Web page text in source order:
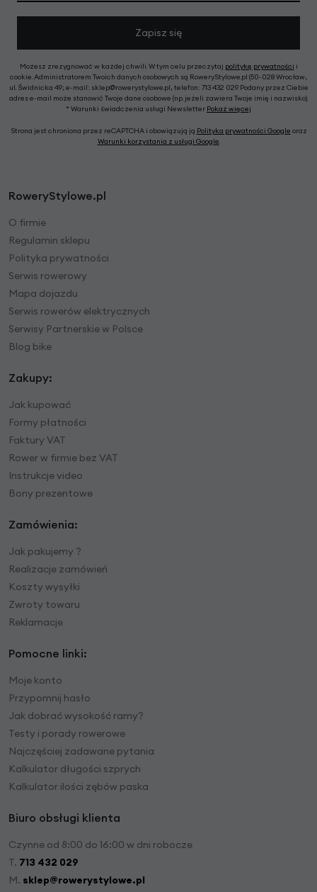
Zapisz się
Możesz zrezygnować w każdej chwili. W tym celu przeczytaj politykę prywatności i
cookie. Administratorem Twoich danych osobowych są RoweryStylowe.pl (50-028 Wrocław,
ul. Świdnicka 49; e-mail: sklep@rowerystylowe.pl, telefon: 713 432 029. Podany przez Ciebie
adres e-mail może stanowić Twoje dane osobowe (np. jeżeli zawiera Twoje imię i nazwisko).
* Warunki świadczenia usługi Newsletter Pokaż więcej
Strona jest chroniona przez reCAPTCHA i obowiązują ją Polityka prywatności Google oraz
Warunki korzystania z usługi Google.
RoweryStylowe.pl
O firmie
Regulamin sklepu
Polityka prywatności
Serwis rowerowy
Mapa dojazdu
Serwis rowerów elektrycznych
Serwisy Partnerskie w Polsce
Blog bike
Zakupy:
Jak kupować
Formy płatności
Faktury VAT
Rower w firmie bez VAT
Instrukcje video
Bony prezentowe
Zamówienia:
Jak pakujemy ?
Realizacje zamówień
Koszty wysyłki
Zwroty towaru
Reklamacje
Pomocne linki:
Moje konto
Przypomnij hasło
Jak dobrać wysokość ramy?
Testy i porady rowerowe
Najczęściej zadawane pytania
Kalkulator długości szprych
Kalkulator ilości zębów paska
Biuro obsługi klienta
Czynne od 8:00 do 16:00 w dni robocze
T. 713 432 029
M. sklep@rowerystylowe.pl